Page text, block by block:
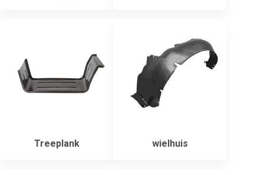
Treeplank wielhuis